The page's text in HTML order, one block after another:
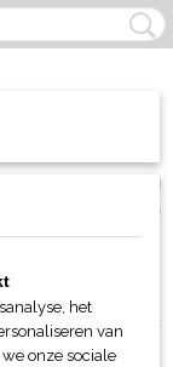
(0)
het
van
onze sociale